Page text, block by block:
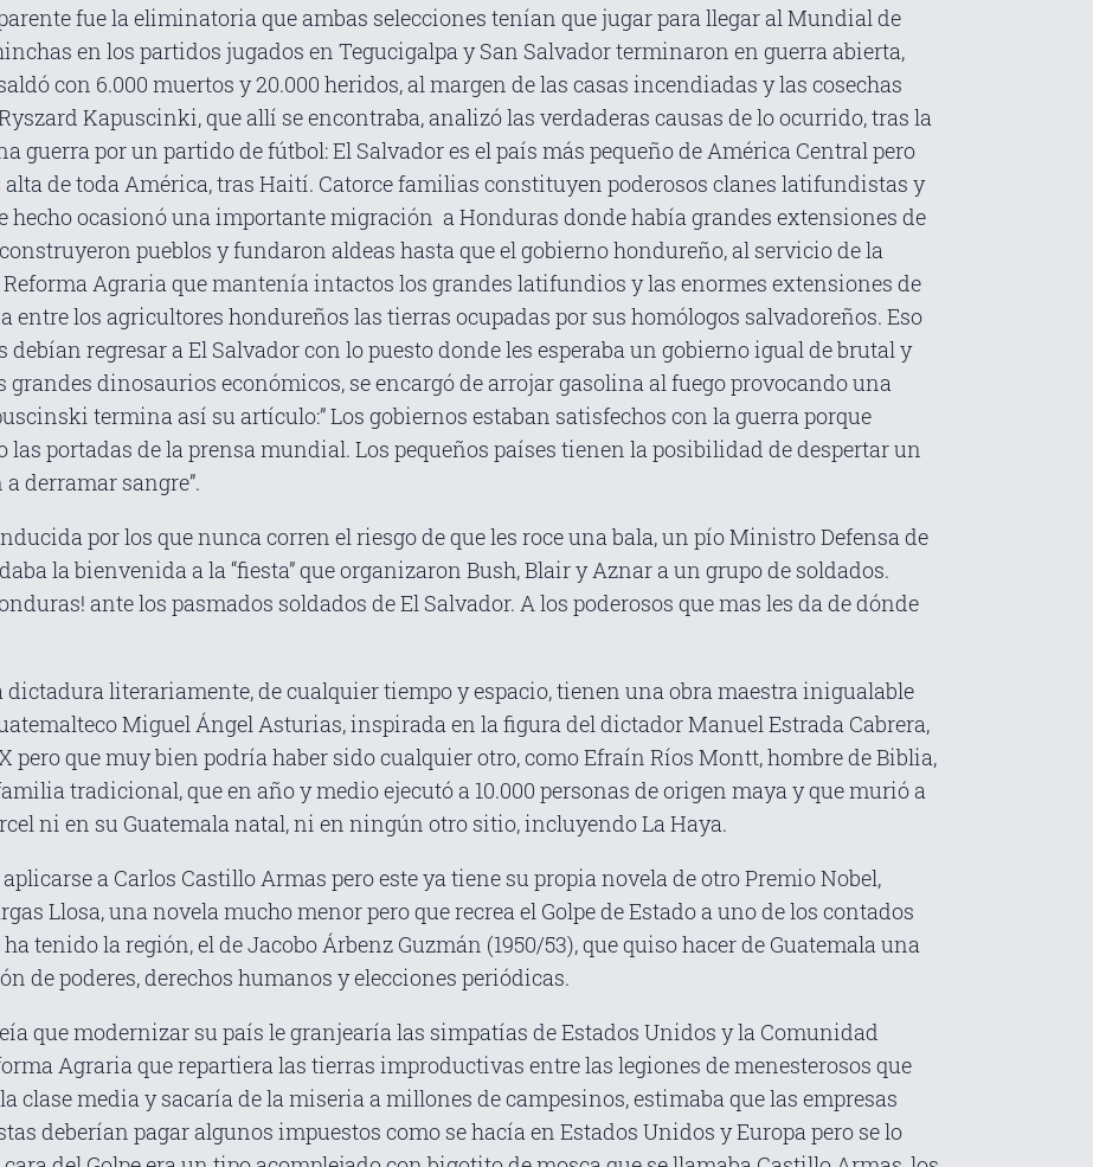
fue la eliminatoria que ambas selecciones tenían que jugar para llegar al Mundial de
en los partidos jugados en Tegucigalpa y San Salvador terminaron en guerra abierta,
con 6.000 muertos y 20.000 heridos, al margen de las casas incendiadas y las cosechas
Kapuscinki, que allí se encontraba, analizó las verdaderas causas de lo ocurrido, tras la
guerra por un partido de fútbol: El Salvador es el país más pequeño de América Central pero
de toda América, tras Haití. Catorce familias constituyen poderosos clanes latifundistas y
hecho ocasionó una importante migración a Honduras donde había grandes extensiones de
pueblos y fundaron aldeas hasta que el gobierno hondureño, al servicio de la
Agraria que mantenía intactos los grandes latifundios y las enormes extensiones de
entre los agricultores hondureños las tierras ocupadas por sus homólogos salvadoreños. Eso
regresar a El Salvador con lo puesto donde les esperaba un gobierno igual de brutal y
grandes dinosaurios económicos, se encargó de arrojar gasolina al fuego provocando una
termina así su artículo:” Los gobiernos estaban satisfechos con la guerra porque
portadas de la prensa mundial. Los pequeños países tienen la posibilidad de despertar un
derramar sangre”.
por los que nunca corren el riesgo de que les roce una bala, un pío Ministro Defensa de
la bienvenida a la “fiesta” que organizaron Bush, Blair y Aznar a un grupo de soldados.
ante los pasmados soldados de El Salvador. A los poderosos que mas les da de dónde
literariamente, de cualquier tiempo y espacio, tienen una obra maestra inigualable
Miguel Ángel Asturias, inspirada en la figura del dictador Manuel Estrada Cabrera,
pero que muy bien podría haber sido cualquier otro, como Efraín Ríos Montt, hombre de Biblia,
tradicional, que en año y medio ejecutó a 10.000 personas de origen maya y que murió a
ni en su Guatemala natal, ni en ningún otro sitio, incluyendo La Haya.
a Carlos Castillo Armas pero este ya tiene su propia novela de otro Premio Nobel,
Llosa, una novela mucho menor pero que recrea el Golpe de Estado a uno de los contados
tenido la región, el de Jacobo Árbenz Guzmán (1950/53), que quiso hacer de Guatemala una
de poderes, derechos humanos y elecciones periódicas.
que modernizar su país le granjearía las simpatías de Estados Unidos y la Comunidad
Agraria que repartiera las tierras improductivas entre las legiones de menesterosos que
clase media y sacaría de la miseria a millones de campesinos, estimaba que las empresas
deberían pagar algunos impuestos como se hacía en Estados Unidos y Europa pero se lo